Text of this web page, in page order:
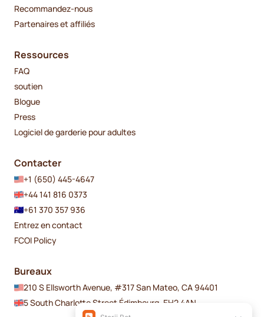
Recommandez-nous
Partenaires et affiliés
Ressources
FAQ
soutien
Blogue
Press
Logiciel de garderie pour adultes
Contacter
+1 (650) 445-4647
+44 141 816 0373
+61 370 357 936
Entrez en contact
FCOI Policy
Bureaux
210 S Ellsworth Avenue, #317 San Mateo, CA 94401
5 South Charlotte Street Édimbourg, EH2 4AN